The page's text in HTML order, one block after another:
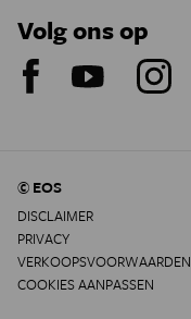
Volg ons op
© EOS
DISCLAIMER
PRIVACY
VERKOOPSVOORWAARDEN
COOKIES AANPASSEN